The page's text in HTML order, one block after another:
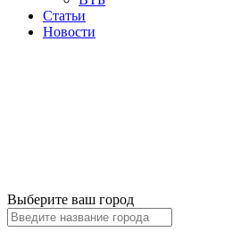
Статьи
Новости
Выберите ваш город